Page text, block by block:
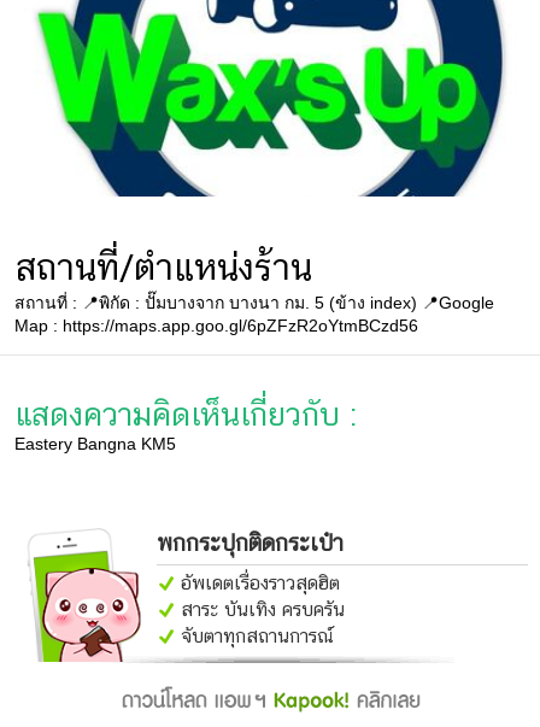
สถานที่/ตำแหน่งร้าน
สถานที่ : 📍พิกัด : ปั๊มบางจาก บางนา กม. 5 (ข้าง index) 📍Google
Map : https://maps.app.goo.gl/6pZFzR2oYtmBCzd56
แสดงความคิดเห็นเกี่ยวกับ :
Eastery Bangna KM5
พกกระปุกติดกระเป๋า
อัพเดตเรื่องราวสุดฮิต
สาระ บันเทิง ครบครัน
จับตาทุกสถานการณ์